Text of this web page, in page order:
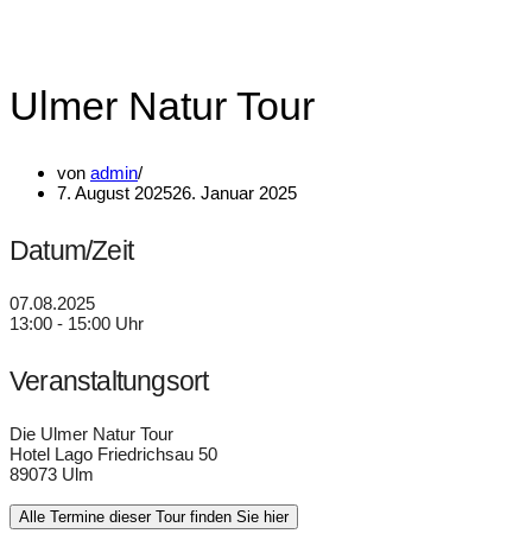
Ulmer Natur Tour
von admin
7. August 202526. Januar 2025
Datum/Zeit
07.08.2025
13:00 - 15:00 Uhr
Veranstaltungsort
Die Ulmer Natur Tour
Hotel Lago Friedrichsau 50
89073 Ulm
Alle Termine dieser Tour finden Sie hier